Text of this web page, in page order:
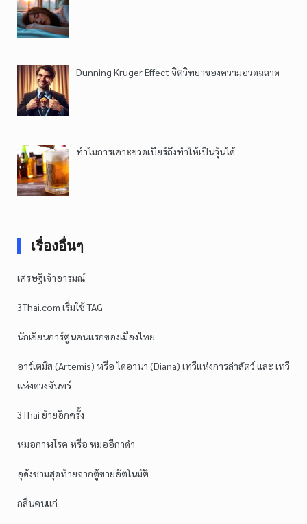
Dunning Kruger Effect จิตวิทยาของความอวดฉลาด
ทำไมการเคาะขวดเบียร์ถึงทำให้เป็นวุ้นได้
เรื่องอื่นๆ
เศรษฐีเจ้าอารมณ์
3Thai.com เริ่มใช้ TAG
นักเขียนการ์ตูนคนแรกของเมืองไทย
อาร์เตมิส (Artemis) หรือ ไดอานา (Diana) เทวีแห่งการล่าสัตว์ และ เทวี
แห่งดวงจันทร์
3Thai ย้ายอีกครั้ง
หมอกาฬโรค หรือ หมออีกาดำ
อุด้งชามสุดท้ายจากตู้ขายอัตโนมัติ
กลิ่นคนแก่